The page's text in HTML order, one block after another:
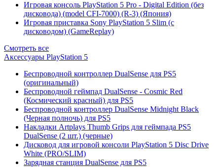
Игровая консоль PlayStation 5 Pro - Digital Edition (без
дисковода) (model CFI-7000) (R-3) (Япония)
Игровая приставка Sony PlayStation 5 Slim (с
дисководом) (GameReplay)
Смотреть все
Аксессуары PlayStation 5
Беспроводной контроллер DualSense для PS5
(оригинальный)
Беспроводной геймпад DualSense - Cosmic Red
(Космический красный) для PS5
Беспроводной контроллер DualSense Midnight Black
(Черная полночь) для PS5
Накладки Artplays Thumb Grips для геймпада PS5
DualSense (2 шт.) (черные)
Дисковод для игровой консоли PlayStation 5 Disc Drive
White (PRO/SLIM)
Зарядная станция DualSense для PS5